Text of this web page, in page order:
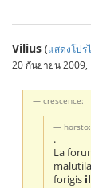
Vilius (แสดงโปร
20 กันยายน 2009,
crescence:
horsto:
.
La
forigis